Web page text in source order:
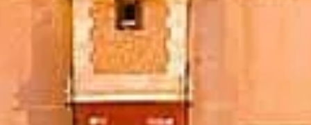
آزادانہ اور عملی معلومات — ٹکٹ، اوقات، تاریخ